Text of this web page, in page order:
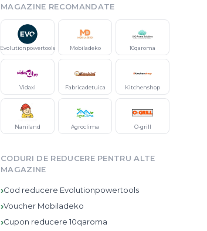
MAGAZINE RECOMANDATE
Evolutionpowertools Mobiladeko 10qaroma
Vidaxl Fabricadetuica Kitchenshop
Naniland Agroclima O-grill
CODURI DE REDUCERE PENTRU ALTE
MAGAZINE
›Cod reducere Evolutionpowertools
›Voucher Mobiladeko
›Cupon reducere 10qaroma